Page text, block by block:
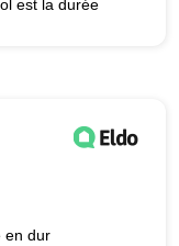
est la durée
en dur